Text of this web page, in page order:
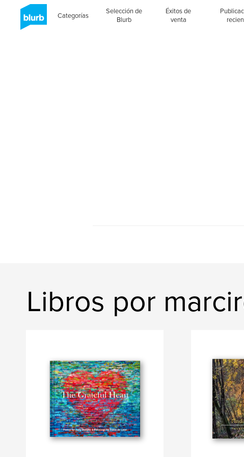
Categorías
Selección de
Blurb
Éxitos de
venta
Libros por